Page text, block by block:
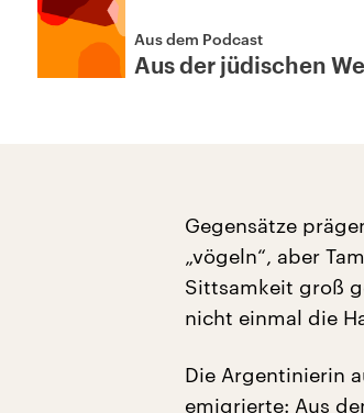
Aus dem Podcast
Aus der jüdischen
Gegensätze
„vögeln“, aber
Sittsamkeit groß
nicht einmal die
Die Argentinierin
emigrierte: Aus